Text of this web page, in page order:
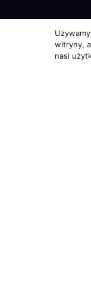
witryny,
nasi